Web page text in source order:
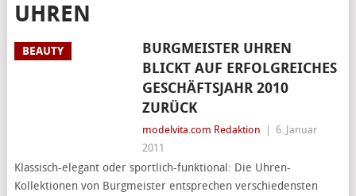
UHREN
BEAUTY
BURGMEISTER UHREN
BLICKT AUF ERFOLGREICHES
GESCHÄFTSJAHR 2010
ZURÜCK
modelvita.com Redaktion
6. Januar
2011
Klassisch-elegant oder sportlich-funktional: Die Uhren-
Kollektionen von Burgmeister entsprechen verschiedensten